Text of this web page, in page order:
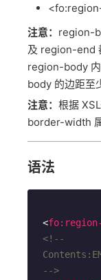
注意： region-
及 region-end
region-body
body 的边距至
注意： 根据
border-width
语法
<
<!--
-->